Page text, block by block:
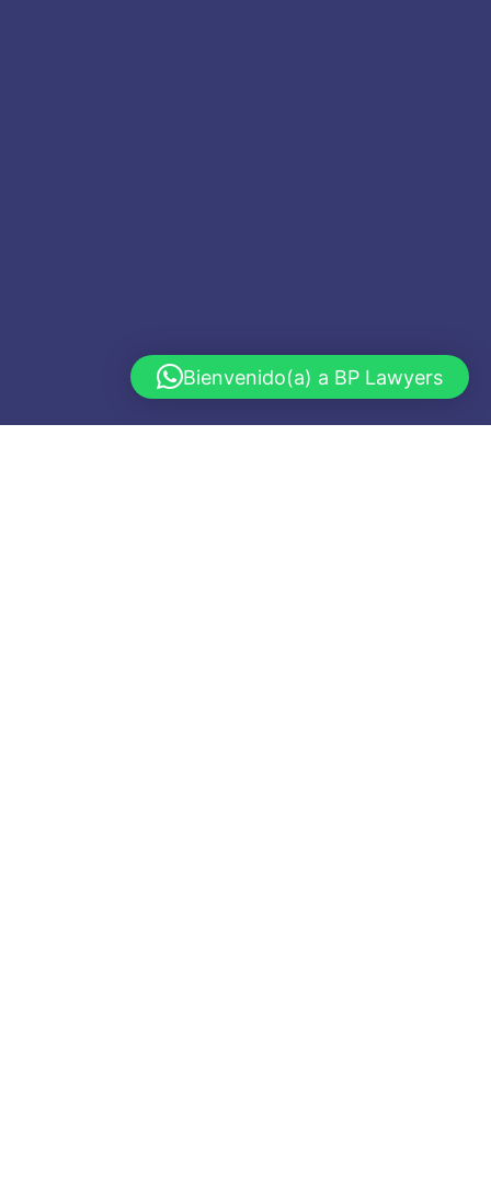
Bienvenido(a) a BP Lawyers